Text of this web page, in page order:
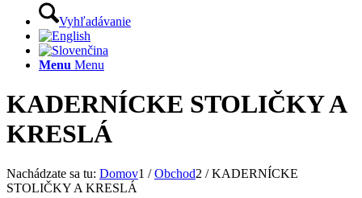
Vyhľadávanie
Menu Menu
KADERNÍCKE STOLIČKY A
KRESLÁ
Nachádzate sa tu: Domov1 / Obchod2 / KADERNÍCKE
STOLIČKY A KRESLÁ